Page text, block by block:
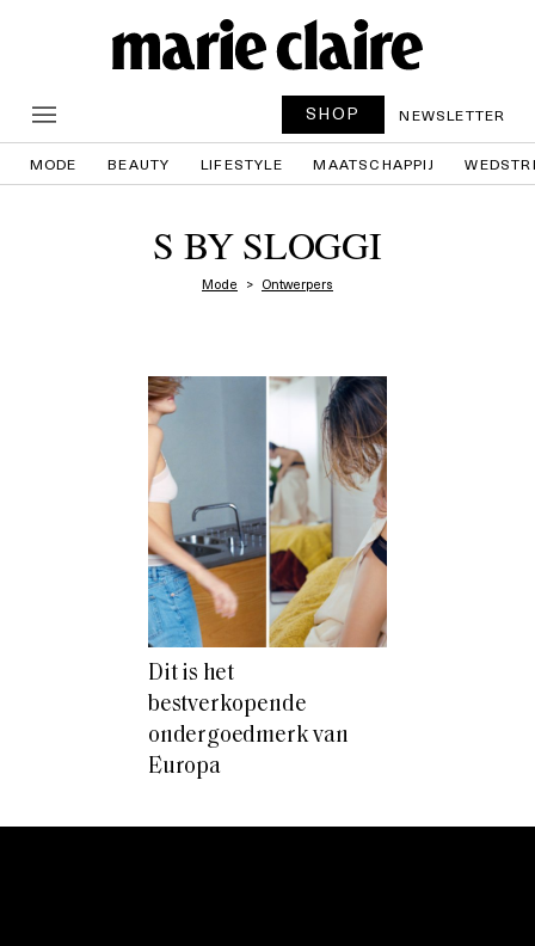
SHOP NEWSLETTER
MODE BEAUTY LIFESTYLE MAATSCHAPPIJ
S BY SLOGGI
Mode Ontwerpers
Dit is het
bestverkopende
ondergoedmerk van
Europa